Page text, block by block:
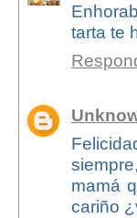
tarta te
mamá
cariño